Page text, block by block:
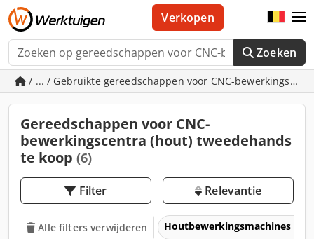
Zoeken
Verkopen
/ ... / Gebruikte gereedschappen voor CNC-
Gereedschappen voor CNC-
bewerkingscentra (hout) tweedehands
te koop (6)
Filter Relevantie
Alle filters verwijderen Houtbewerkingsmachines